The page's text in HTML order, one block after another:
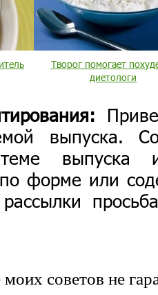
Творог помогает
диетологи
выпуска.
выпуска
форме или
советов не